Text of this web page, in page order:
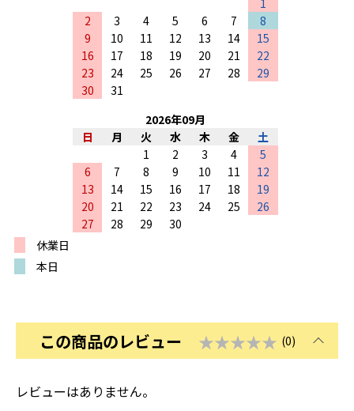
2
3 4 5 6 7
8
9
10 11 12 13 14
15
16
17 18 19 20 21
22
23
24 25 26 27 28
29
30
31
2026年09月
日
月 火 水 木 金
土
1
2 3 4
5
6
7 8 9 10 11
12
13
14 15 16 17 18
19
20
21 22 23 24 25
26
27
28 29
30
休業日
本日
この商品のレビュー ★★★★★ (0)
レビューはありません。